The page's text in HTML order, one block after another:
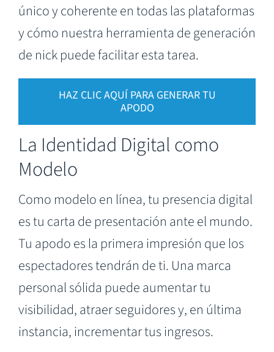
único y coherente en todas las plataformas
y cómo nuestra herramienta de generación
de nick puede facilitar esta tarea.
HAZ CLIC AQUÍ PARA GENERAR TU
APODO
La Identidad Digital como
Modelo
Como modelo en línea, tu presencia digital
es tu carta de presentación ante el mundo.
Tu apodo es la primera impresión que los
espectadores tendrán de ti. Una marca
personal sólida puede aumentar tu
visibilidad, atraer seguidores y, en última
instancia, incrementar tus ingresos.